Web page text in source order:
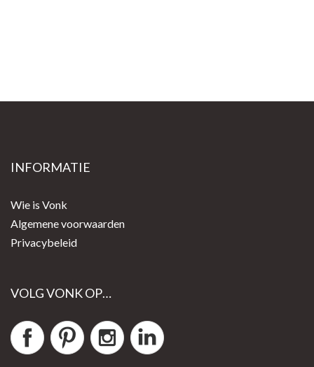
INFORMATIE
Wie is Vonk
Algemene voorwaarden
Privacybeleid
VOLG VONK OP…